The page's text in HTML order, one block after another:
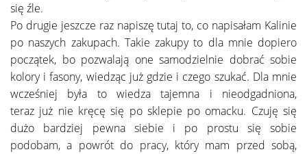
się źle.
Po drugie jeszcze raz napiszę tutaj to, co napisałam Kalinie
po naszych zakupach. Takie zakupy to dla mnie dopiero
początek, bo pozwalają one samodzielnie dobrać sobie
kolory i fasony, wiedząc już gdzie i czego szukać. Dla mnie
wcześniej była to wiedza tajemna i nieodgadniona,
teraz już nie kręcę się po sklepie po omacku. Czuję się
dużo bardziej pewna siebie i po prostu się sobie
podobam, a powrót do pracy, który mam przed sobą,